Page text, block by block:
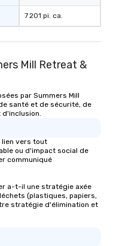
7 201 pi. ca.
Mill Retreat &
par Summers Mill
santé et de sécurité, de
lien vers tout
ou d'impact social de
communiqué
a-t-il une stratégie axée
(plastiques, papiers,
stratégie d'élimination et